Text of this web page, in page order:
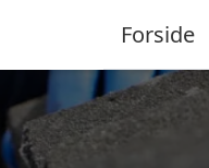
Forside